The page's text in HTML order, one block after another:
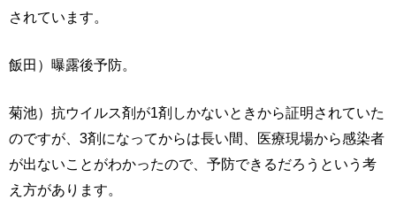
されています。
飯田）曝露後予防。
菊池）抗ウイルス剤が1剤しかないときから証明されていた
のですが、3剤になってからは長い間、医療現場から感染者
が出ないことがわかったので、予防できるだろうという考
え方があります。